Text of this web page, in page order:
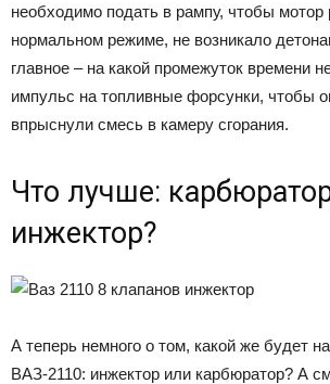
необходимо подать в рампу, чтобы мотор
нормальном режиме, не возникало
главное – на какой промежуток времени
импульс на топливные форсунки, чтобы
впрыснули смесь в камеру сгорания.
Что лучше:
инжектор?
А теперь немного о том, какой же будет
ВАЗ-2110: инжектор или карбюратор? А